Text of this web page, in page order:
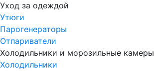
Уход за одеждой
Утюги
Парогенераторы
Отпариватели
Холодильники и морозильные камеры
Холодильники